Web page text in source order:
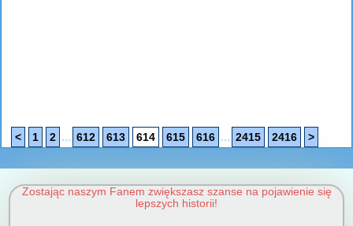
< 1 2 ... 612 613 614 615 616 ... 2415 2416 >
Zostając naszym Fanem zwiększasz szanse na pojawienie się
lepszych historii!